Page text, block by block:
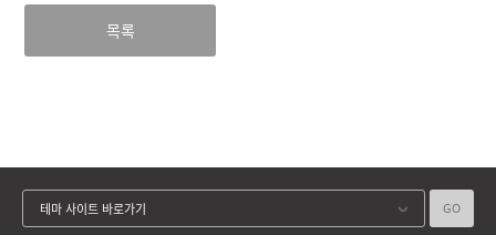
목록
테마 사이트 바로가기 GO